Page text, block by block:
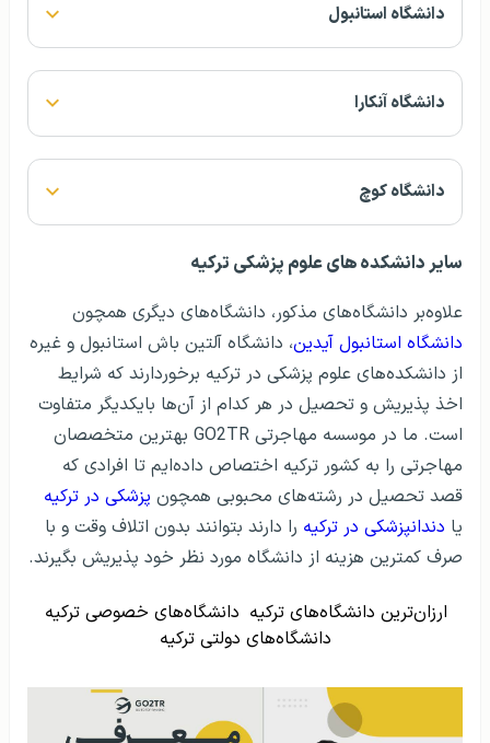
دانشگاه استانبول
دانشگاه آنکارا
دانشگاه کوچ
سایر دانشکده های علوم پزشکی ترکیه
علاوه‌بر دانشگاه‌های مذکور، دانشگاه‌های دیگری همچون
دانشگاه استانبول آیدین، دانشگاه آلتین باش استانبول و غیره
از دانشکده‌های علوم پزشکی در ترکیه برخوردارند که شرایط
اخذ پذیریش و تحصیل در هر کدام از آن‌ها بایکدیگر متفاوت
است. ما در موسسه مهاجرتی GO2TR بهترین متخصصان
مهاجرتی را به کشور ترکیه اختصاص داده‌ایم تا افرادی که
قصد تحصیل در رشته‌های محبوبی همچون پزشکی در ترکیه
یا دندانپزشکی در ترکیه را دارند بتوانند بدون اتلاف وقت و با
صرف کمترین هزینه از دانشگاه مورد نظر خود پذیریش بگیرند.
ارزان‌ترین دانشگاه‌های ترکیه دانشگاه‌های خصوصی ترکیه
دانشگاه‌های دولتی ترکیه